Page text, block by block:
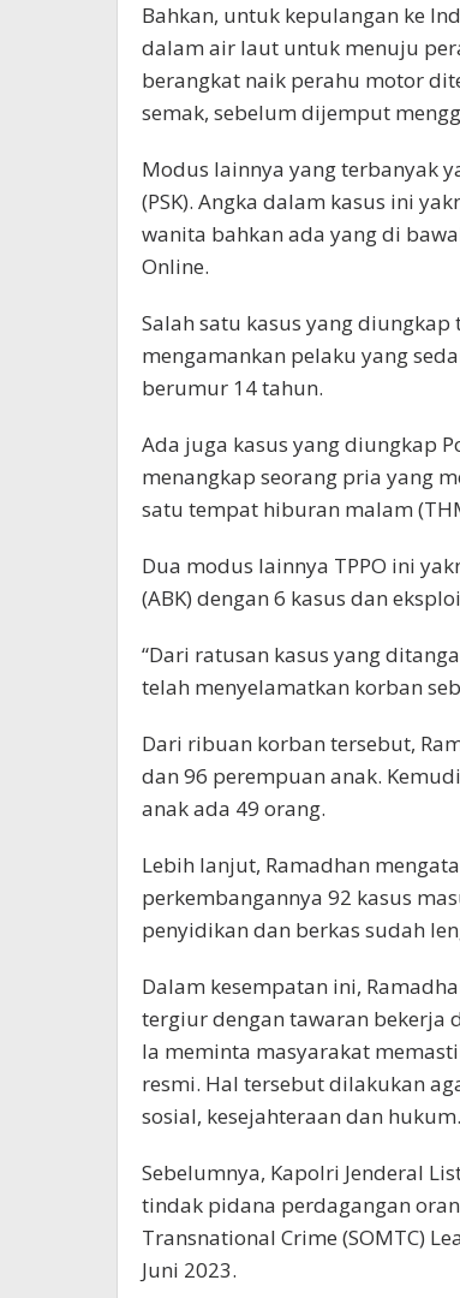
Bahkan, untuk kepulangan ke
dalam air laut untuk menuju
berangkat naik perahu motor
semak, sebelum dijemput
Modus lainnya yang terbanyak
(PSK). Angka dalam kasus ini
wanita bahkan ada yang di
Online.
Salah satu kasus yang diungkap
mengamankan pelaku yang
berumur 14 tahun.
Ada juga kasus yang diungkap
menangkap seorang pria yang
satu tempat hiburan malam
Dua modus lainnya TPPO ini
(ABK) dengan 6 kasus dan
“Dari ratusan kasus yang
telah menyelamatkan korban
Dari ribuan korban tersebut,
dan 96 perempuan anak.
anak ada 49 orang.
Lebih lanjut, Ramadhan
perkembangannya 92 kasus
penyidikan dan berkas sudah
Dalam kesempatan ini,
tergiur dengan tawaran bekerja
Ia meminta masyarakat
resmi. Hal tersebut dilakukan
sosial, kesejahteraan dan hukum.
Sebelumnya, Kapolri Jenderal
tindak pidana perdagangan
Transnational Crime (SOMTC)
Juni 2023.